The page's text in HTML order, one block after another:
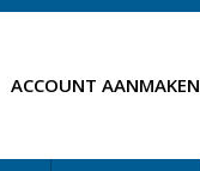
ACCOUNT AANMAKEN